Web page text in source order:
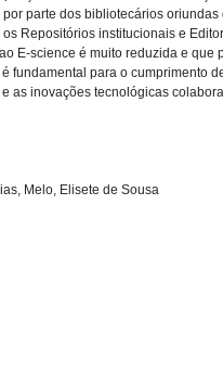
parte dos bibliotecários
Repositórios institucionais e
E-science é muito reduzida e
fundamental para o cumprimento
as inovações tecnológicas
Melo, Elisete de Sousa